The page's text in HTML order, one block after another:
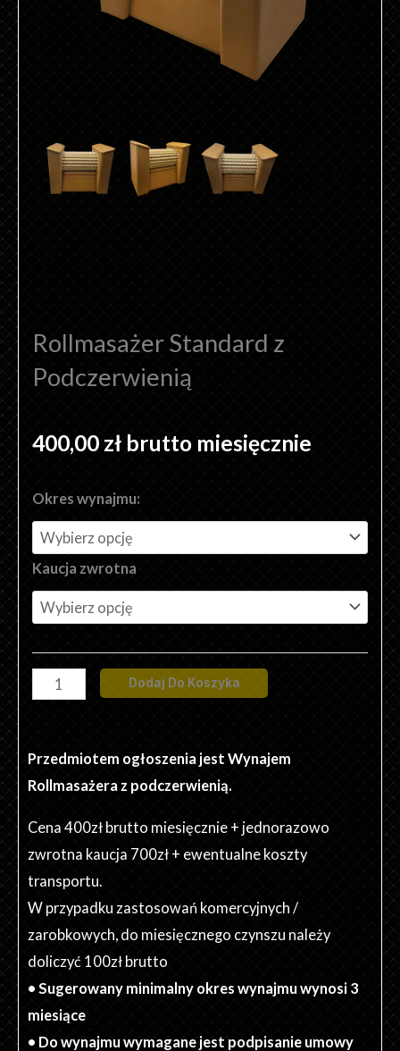
Rollmasażer Standard z
Podczerwienią
400,00 zł brutto miesięcznie
Okres wynajmu:
Kaucja zwrotna
ilość
Rollmasażer
Standard
z
Podczerwienią
Dodaj Do Koszyka
Przedmiotem ogłoszenia jest Wynajem
Rollmasażera z podczerwienią.
Cena 400zł brutto miesięcznie + jednorazowo
zwrotna kaucja 700zł + ewentualne koszty
transportu.
W przypadku zastosowań komercyjnych /
zarobkowych, do miesięcznego czynszu należy
doliczyć 100zł brutto
• Sugerowany minimalny okres wynajmu wynosi 3
miesiące
• Do wynajmu wymagane jest podpisanie umowy